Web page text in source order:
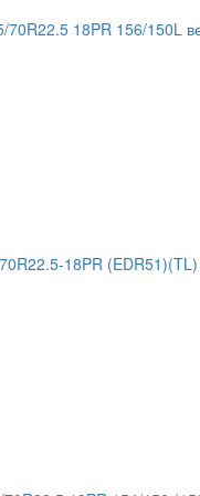
70R22.5 18PR 156/150L
18PR